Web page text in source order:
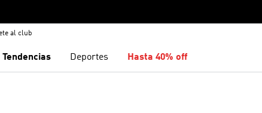
al club
Tendencias Deportes Hasta 40% off